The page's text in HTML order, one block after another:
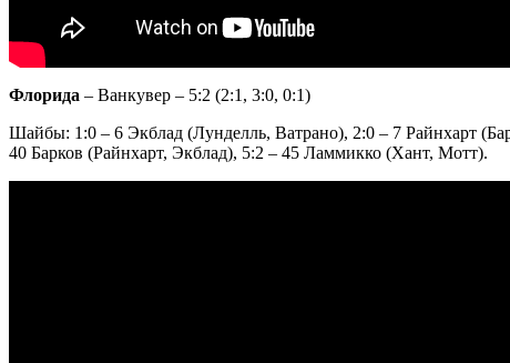
Флорида – Ванкувер – 5:2 (2:1, 3:0, 0:1)
Шайбы: 1:0 – 6 Экблад (Лунделль, Ватрано), 2:0 – 7 Райнхарт
40 Барков (Райнхарт, Экблад), 5:2 – 45 Ламмикко (Хант, Мотт).